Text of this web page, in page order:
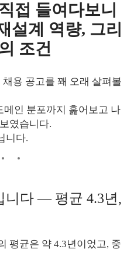
접 들여다보니
설계 역량, 그리
조건
용 공고를 꽤 오래 살펴볼
메인 분포까지 훑어보고 나
였습니다.
니다.
니다 — 평균 4.3년,
평균은 약 4.3년이었고, 중